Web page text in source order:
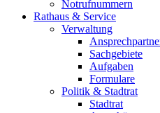
Notrufnummern
Rathaus & Service
Verwaltung
Sachgebiete
Aufgaben
Formulare
Politik & Stadtrat
Stadtrat